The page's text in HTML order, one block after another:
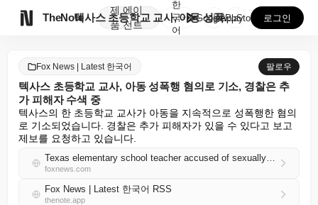
TheNote
제
품
에이
전트
텍사스 초등학교 교사, 아동 성폭행 혐의로 기소, 경찰...
한
국
어
GooglePlay
AppStore 로그인
Fox News | Latest 한국어 팔로우
텍사스 초등학교 교사, 아동 성폭행 혐의로 기소, 경찰은 추
가 피해자 수색 중
텍사스의 한 초등학교 교사가 아동을 지속적으로 성폭행한 혐의
로 기소되었습니다. 경찰은 추가 피해자가 있을 수 있다고 보고
제보를 요청하고 있습니다.
Texas elementary school teacher accused of sexually assaulting child as police search for more victims
foxnews.com
Fox News | Latest 한국어 RSS
thenote.app